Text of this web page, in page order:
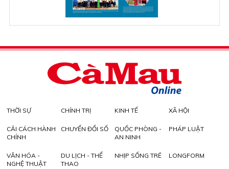
THỜI SỰ CHÍNH TRỊ KINH TẾ XÃ HỘI
CẢI CÁCH HÀNH
CHÍNH
CHUYỂN ĐỔI SỐ
QUỐC PHÒNG -
AN NINH
PHÁP LUẬT
VĂN HÓA -
NGHỆ THUẬT
DU LỊCH - THỂ
THAO
NHỊP SỐNG TRẺ LONGFORM